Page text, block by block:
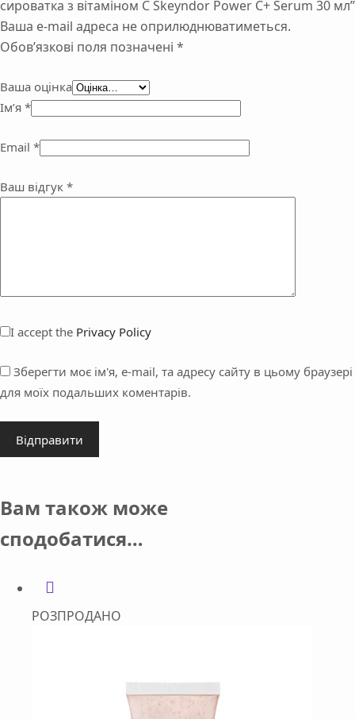
сироватка з вітаміном С Skeyndor Power C+ Serum 30 мл”
Ваша e-mail адреса не оприлюднюватиметься.
Обов’язкові поля позначені *
Ваша оцінка
Ім’я *
Email *
Ваш відгук *
I accept the Privacy Policy
Зберегти моє ім'я, e-mail, та адресу сайту в цьому браузері
для моїх подальших коментарів.
Відправити
Вам також може
сподобатися…
РОЗПРОДАНО